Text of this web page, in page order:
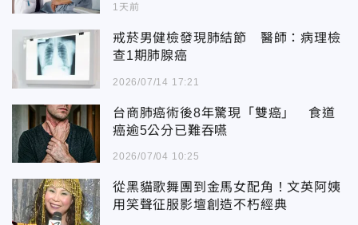
1天前
戒菸男健檢發現肺結節 醫師：病理檢
查1期肺腺癌
2026/07/14 17:21
台商肺癌術後8年驚現「雙癌」 食道
癌逾5公分已難吞嚥
2026/07/04 10:25
從黑貓歌舞團到金馬女配角！文英阿姨
用笑聲征服影壇創造不朽經典